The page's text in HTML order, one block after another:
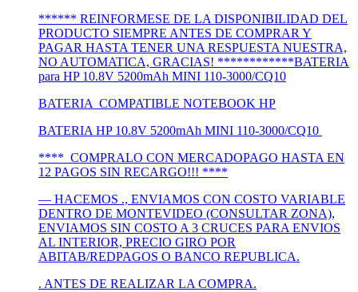
****** REINFORMESE DE LA DISPONIBILIDAD DEL
PRODUCTO SIEMPRE ANTES DE COMPRAR Y
PAGAR HASTA TENER UNA RESPUESTA NUESTRA,
NO AUTOMATICA, GRACIAS! ************BATERIA
para HP 10.8V 5200mAh MINI 110-3000/CQ10
BATERIA COMPATIBLE NOTEBOOK HP
BATERIA HP 10.8V 5200mAh MINI 110-3000/CQ10
**** COMPRALO CON MERCADOPAGO HASTA EN
12 PAGOS SIN RECARGO!!! ****
— HACEMOS ., ENVIAMOS CON COSTO VARIABLE
DENTRO DE MONTEVIDEO (CONSULTAR ZONA),
ENVIAMOS SIN COSTO A 3 CRUCES PARA ENVIOS
AL INTERIOR, PRECIO GIRO POR
ABITAB/REDPAGOS O BANCO REPUBLICA.
. ANTES DE REALIZAR LA COMPRA.